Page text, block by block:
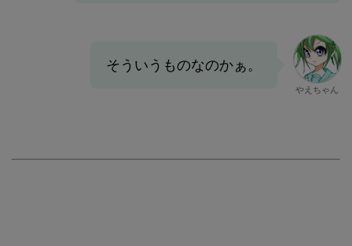
そういうものなのかぁ。
やえちゃん